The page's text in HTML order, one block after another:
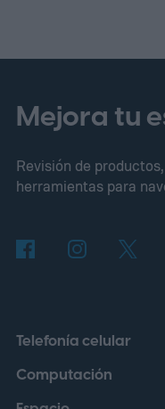
Mejora tu
Revisión de
herramientas para
Telefonía celular
Computación